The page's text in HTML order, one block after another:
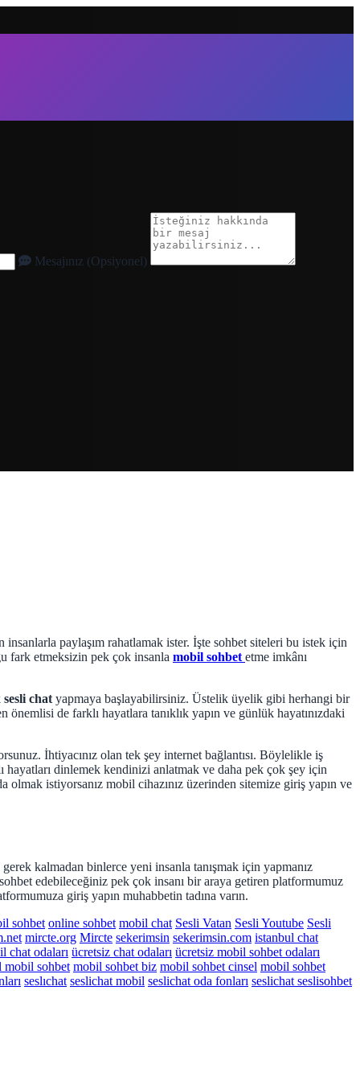
Mesajınız (Opsiyonel)
paylaşım rahatlamak ister. İşte sohbet siteleri bu istek için
fark etmeksizin pek çok insanla mobil sohbet etme imkânı
sesli chat yapmaya başlayabilirsiniz. Üstelik üyelik gibi herhangi bir
de farklı hayatlara tanıklık yapın ve günlük hayatınızdaki
İhtiyacınız olan tek şey internet bağlantısı. Böylelikle iş
hayatları dinlemek kendinizi anlatmak ve daha pek çok şey için
olmak istiyorsanız mobil cihazınız üzerinden sitemize giriş yapın ve
kalmadan binlerce yeni insanla tanışmak için yapmanız
edebileceğiniz pek çok insanı bir araya getiren platformumuz
giriş yapın muhabbetin tadına varın.
sohbet online sohbet mobil chat Sesli Vatan Sesli Youtube Sesli
mircte.org Mircte sekerimsin sekerimsin.com istanbul chat
chat odaları ücretsiz chat odaları ücretsiz mobil sohbet odaları
mobil sohbet mobil sohbet biz mobil sohbet cinsel mobil sohbet
seslıchat seslichat mobil seslichat oda fonları seslichat seslisohbet